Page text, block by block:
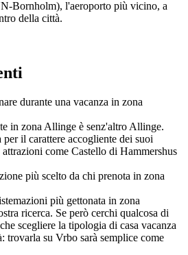
Bornholm), l'aeroporto più vicino, a
della città.
durante una vacanza in zona
in zona Allinge è senz'altro Allinge.
per il carattere accogliente dei suoi
come Castello di Hammershus
più scelto da chi prenota in zona
più gettonata in zona
ricerca. Se però cerchi qualcosa di
scegliere la tipologia di casa vacanza
trovarla su Vrbo sarà semplice come